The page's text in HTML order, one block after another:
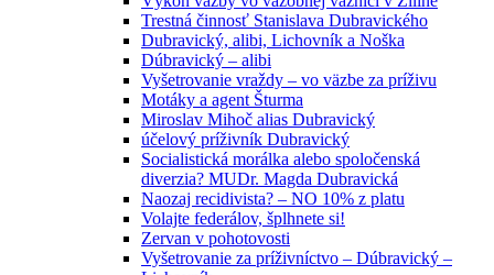
Trestná činnosť Stanislava Dubravického
Dubravický, alibi, Lichovník a Noška
Dúbravický – alibi
Vyšetrovanie vraždy – vo väzbe za príživu
Motáky a agent Šturma
Miroslav Mihoč alias Dubravický
účelový príživník Dubravický
Socialistická morálka alebo spoločenská
diverzia? MUDr. Magda Dubravická
Naozaj recidivista? – NO 10% z platu
Volajte federálov, šplhnete si!
Zervan v pohotovosti
Vyšetrovanie za príživníctvo – Dúbravický –